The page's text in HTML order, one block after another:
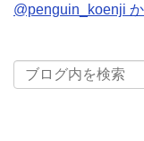
@penguin_koenji